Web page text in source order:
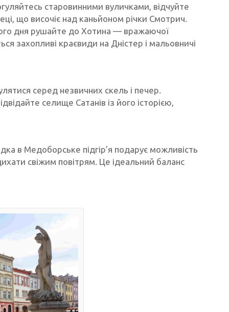
старовинними вуличками, відчуйте
що височіє над каньйоном річки Смотрич.
дня рушайте до Хотина — вражаючої
захопливі краєвиди на Дністер і мальовничі
серед незвичних скель і печер.
селище Сатанів із його історією,
в Медоборське підгір’я подарує можливість
свіжим повітрям. Це ідеальний баланс